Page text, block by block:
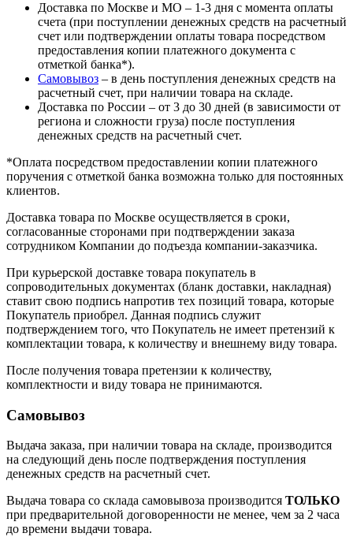
Доставка по Москве и МО – 1-3 дня с момента оплаты
счета (при поступлении денежных средств на расчетный
счет или подтверждении оплаты товара посредством
предоставления копии платежного документа с
отметкой банка*).
Самовывоз – в день поступления денежных средств на
расчетный счет, при наличии товара на складе.
Доставка по России – от 3 до 30 дней (в зависимости от
региона и сложности груза) после поступления
денежных средств на расчетный счет.
*Оплата посредством предоставлении копии платежного
поручения с отметкой банка возможна только для постоянных
клиентов.
Доставка товара по Москве осуществляется в сроки,
согласованные сторонами при подтверждении заказа
сотрудником Компании до подъезда компании-заказчика.
При курьерской доставке товара покупатель в
сопроводительных документах (бланк доставки, накладная)
ставит свою подпись напротив тех позиций товара, которые
Покупатель приобрел. Данная подпись служит
подтверждением того, что Покупатель не имеет претензий к
комплектации товара, к количеству и внешнему виду товара.
После получения товара претензии к количеству,
комплектности и виду товара не принимаются.
Самовывоз
Выдача заказа, при наличии товара на складе, производится
на следующий день после подтверждения поступления
денежных средств на расчетный счет.
Выдача товара со склада самовывоза производится ТОЛЬКО
при предварительной договоренности не менее, чем за 2 часа
до времени выдачи товара.